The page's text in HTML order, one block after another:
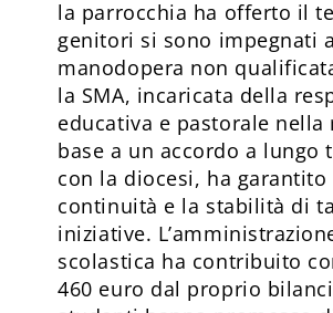
la parrocchia ha offerto il
genitori si sono impegnati
manodopera non
la SMA, incaricata della
educativa e pastorale nella
base a un accordo a lungo
con la diocesi, ha garantito
continuità e la stabilità di
iniziative.
scolastica ha contribuito
460 euro dal proprio